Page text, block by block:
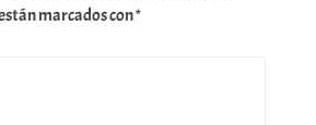
marcados con*